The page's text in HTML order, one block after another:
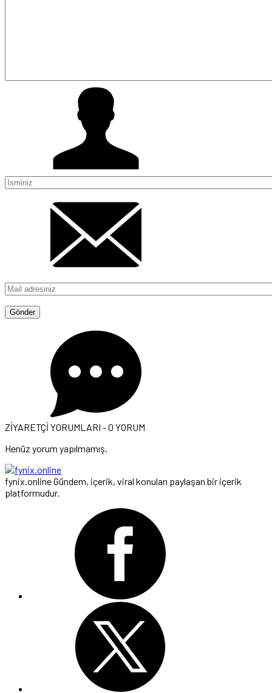
ZİYARETÇİ YORUMLARI - 0 YORUM
Henüz yorum yapılmamış.
fynix.online Gündem, içerik, viral konuları paylaşan bir içerik
platformudur.